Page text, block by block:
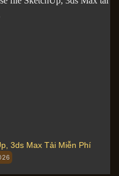
3ds Max Tải Miễn Phí